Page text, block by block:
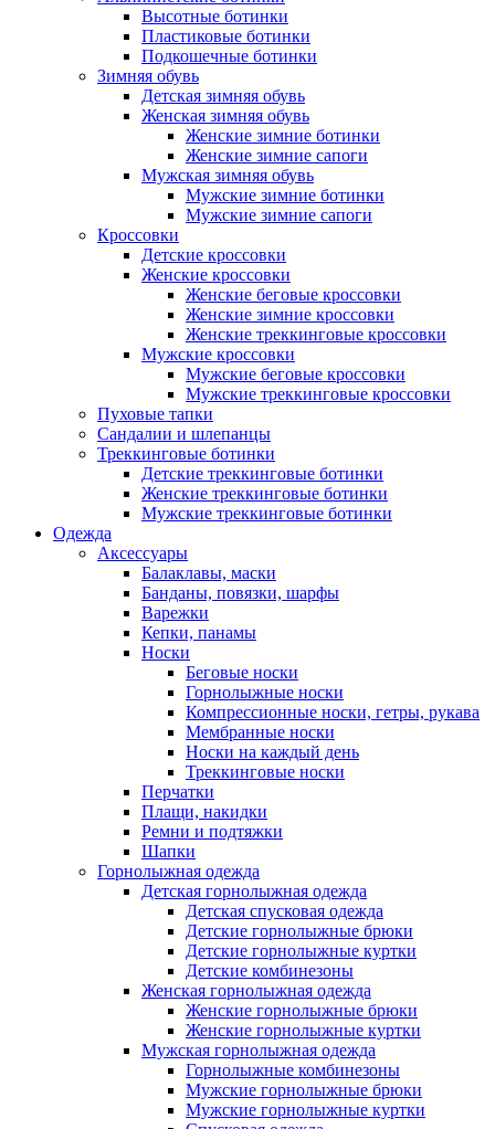
Высотные ботинки
Пластиковые ботинки
Подкошечные ботинки
Зимняя обувь
Детская зимняя обувь
Женская зимняя обувь
Женские зимние ботинки
Женские зимние сапоги
Мужская зимняя обувь
Мужские зимние ботинки
Мужские зимние сапоги
Кроссовки
Детские кроссовки
Женские кроссовки
Женские беговые кроссовки
Женские зимние кроссовки
Женские треккинговые кроссовки
Мужские кроссовки
Мужские беговые кроссовки
Мужские треккинговые кроссовки
Пуховые тапки
Сандалии и шлепанцы
Треккинговые ботинки
Детские треккинговые ботинки
Женские треккинговые ботинки
Мужские треккинговые ботинки
Одежда
Аксессуары
Балаклавы, маски
Банданы, повязки, шарфы
Варежки
Кепки, панамы
Носки
Беговые носки
Горнолыжные носки
Компрессионные носки, гетры, рукава
Мембранные носки
Носки на каждый день
Треккинговые носки
Перчатки
Плащи, накидки
Ремни и подтяжки
Шапки
Горнолыжная одежда
Детская горнолыжная одежда
Детская спусковая одежда
Детские горнолыжные брюки
Детские горнолыжные куртки
Детские комбинезоны
Женская горнолыжная одежда
Женские горнолыжные брюки
Женские горнолыжные куртки
Мужская горнолыжная одежда
Горнолыжные комбинезоны
Мужские горнолыжные брюки
Мужские горнолыжные куртки